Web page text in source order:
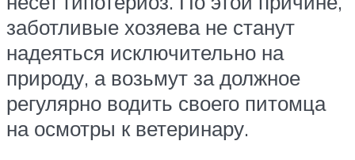
заботливые хозяева не станут
надеяться исключительно на
природу, а возьмут за должное
регулярно водить своего питомца
на осмотры к ветеринару.